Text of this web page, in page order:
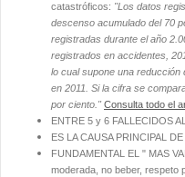
catastróficos: "Los datos
descenso acumulado del 70
registradas durante el año
registrados en accidentes,
lo cual supone una
en 2011. Si la cifra se
por ciento." Consulta todo el
ENTRE 5 y 6 FALLECIDOS
ES LA CAUSA PRINCIPAL
FUNDAMENTAL EL " MAS
moderada, no beber, respeto